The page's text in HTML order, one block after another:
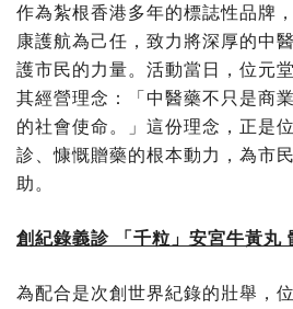
作為紮根香港多年的標誌性品牌
康護航為己任，致力將深厚的中
護市民的力量。活動當日，位元
其經營理念：「中醫藥不只是商
的社會使命。」這份理念，正是
診、慷慨贈藥的根本動力，為市
助。
創紀錄義診 「千粒」安宮牛黃丸
為配合是次創世界紀錄的壯舉，